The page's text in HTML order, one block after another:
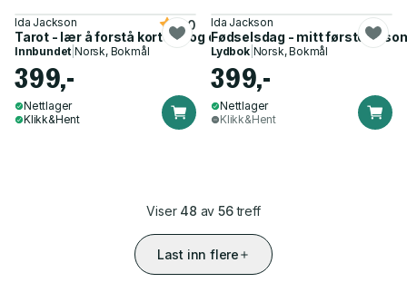
Ida Jackson
Tarot - lær å forstå kortene og deg selv
5.0
Innbundet |Norsk, Bokmål
399,-
Nettlager
Klikk&Hent
Ida Jackson
Fødselsdag - mitt første år
Lydbok| Norsk, Bokmål
399,-
Nettlager
Klikk&Hent
Viser 48 av 56treff
Last inn flere